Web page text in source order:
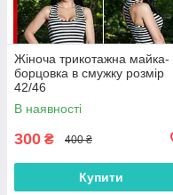
Жіноча трикотажна майка-
борцовка в смужку розмір
42/46
В наявності
300 ₴ 400 ₴
Купити